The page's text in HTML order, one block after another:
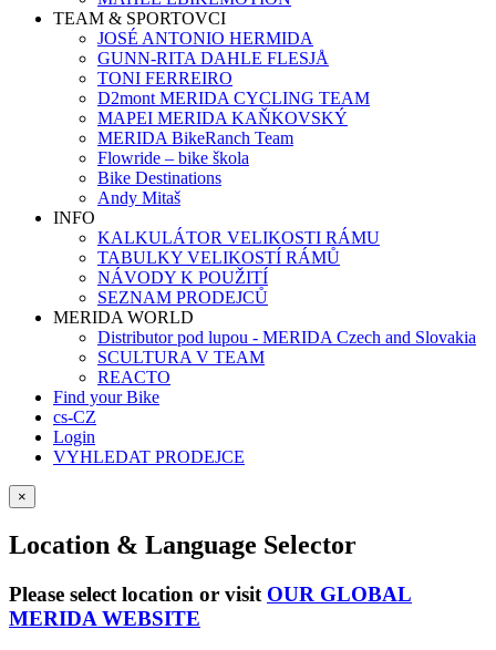
TEAM & SPORTOVCI
JOSÉ ANTONIO HERMIDA
GUNN-RITA DAHLE FLESJÅ
TONI FERREIRO
D2mont MERIDA CYCLING TEAM
MAPEI MERIDA KAŇKOVSKÝ
MERIDA BikeRanch Team
Flowride – bike škola
Bike Destinations
Andy Mitaš
INFO
KALKULÁTOR VELIKOSTI RÁMU
TABULKY VELIKOSTÍ RÁMŮ
NÁVODY K POUŽITÍ
SEZNAM PRODEJCŮ
MERIDA WORLD
Distributor pod lupou - MERIDA Czech and Slovakia
SCULTURA V TEAM
REACTO
Find your Bike
cs-CZ
Login
VYHLEDAT PRODEJCE
×
Location & Language Selector
Please select location or visit OUR GLOBAL
MERIDA WEBSITE